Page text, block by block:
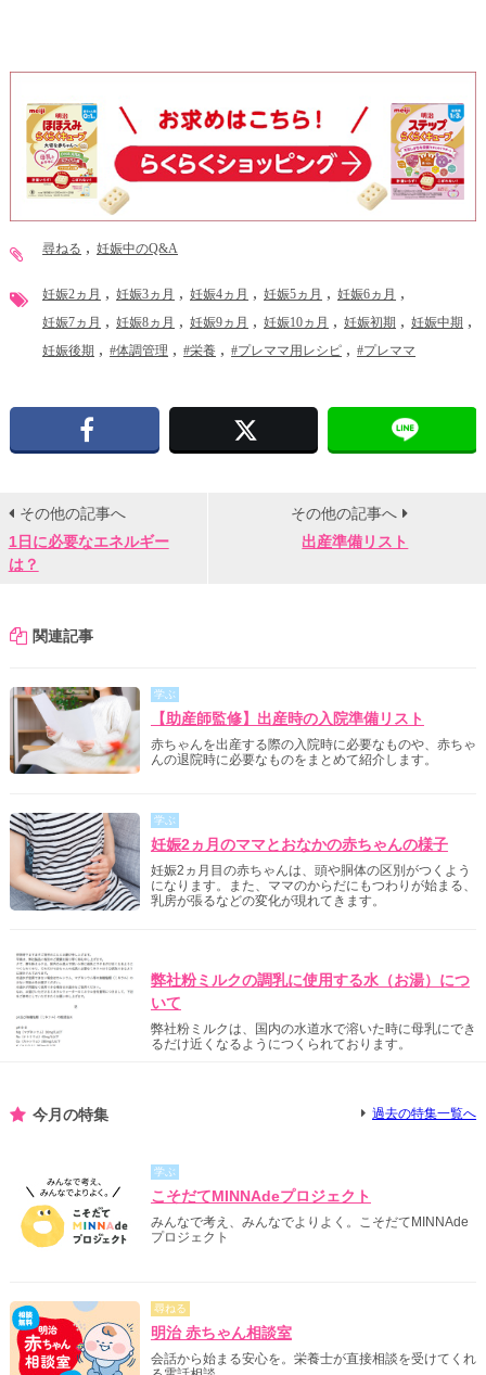
尋ねる 妊娠中のQ&A
妊娠2ヵ月 妊娠3ヵ月 妊娠4ヵ月 妊娠5ヵ月 妊娠6ヵ月
妊娠7ヵ月 妊娠8ヵ月 妊娠9ヵ月 妊娠10ヵ月 妊娠初期 妊娠中期
妊娠後期 #体調管理 #栄養 #プレママ用レシピ #プレママ
その他の記事へ
1日に必要なエネルギー
は？
その他の記事へ
出産準備リスト
関連記事
学ぶ
【助産師監修】出産時の入院準備リスト
赤ちゃんを出産する際の入院時に必要なものや、赤ちゃ
んの退院時に必要なものをまとめて紹介します。
学ぶ
妊娠2ヵ月のママとおなかの赤ちゃんの様子
妊娠2ヵ月目の赤ちゃんは、頭や胴体の区別がつくよう
になります。また、ママのからだにもつわりが始まる、
乳房が張るなどの変化が現れてきます。
弊社粉ミルクの調乳に使用する水（お湯）につ
いて
弊社粉ミルクは、国内の水道水で溶いた時に母乳にでき
るだけ近くなるようにつくられております。
今月の特集 過去の特集一覧へ
学ぶ
こそだてMINNAdeプロジェクト
みんなで考え、みんなでよりよく。こそだてMINNAde
プロジェクト
尋ねる
明治 赤ちゃん相談室
会話から始まる安心を。栄養士が直接相談を受けてくれ